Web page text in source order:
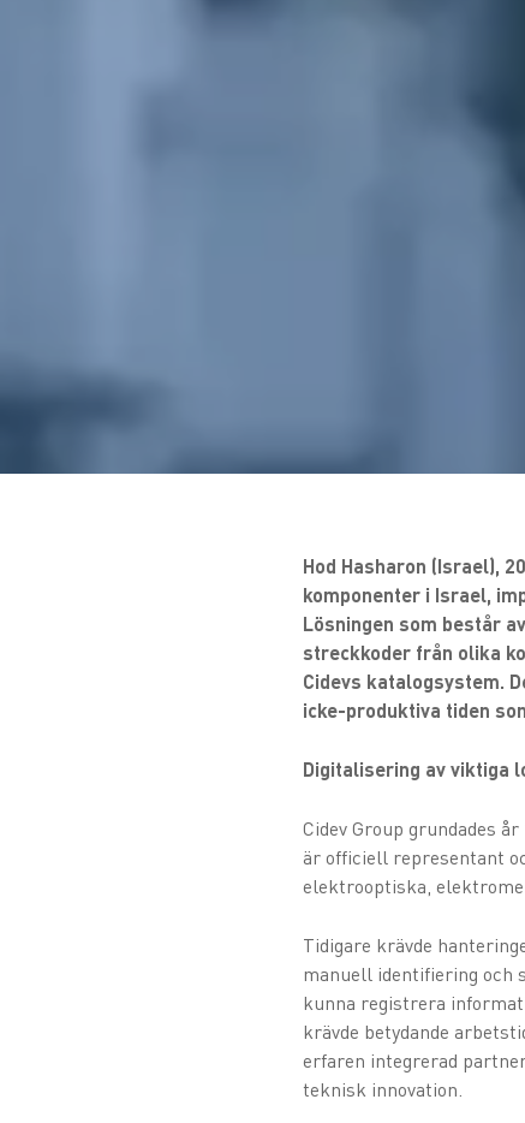
Hod Hasharon (Israel),
komponenter i Israel,
Lösningen som består
streckkoder från olika
Cidevs katalogsystem.
icke-produktiva tiden
Digitalisering av viktiga
Cidev Group grundades
är officiell representant
elektrooptiska,
Tidigare krävde
manuell identifiering och
kunna registrera
krävde betydande
erfaren integrerad
teknisk innovation.